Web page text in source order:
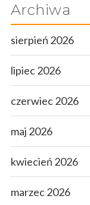
Archiwa
sierpień 2026
lipiec 2026
czerwiec 2026
maj 2026
kwiecień 2026
marzec 2026